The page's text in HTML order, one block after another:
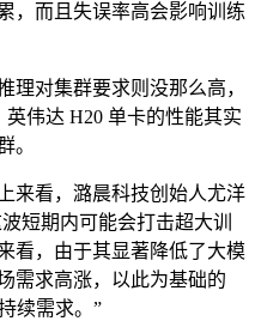
，而且失误率高会影响训练
对集群要求则没那么高，
伟达 H20 单卡的性能其实
。
看，潞晨科技创始人尤洋
短期内可能会打击超大训
看，由于其显著降低了大模
需求高涨，以此为基础的
续需求。”